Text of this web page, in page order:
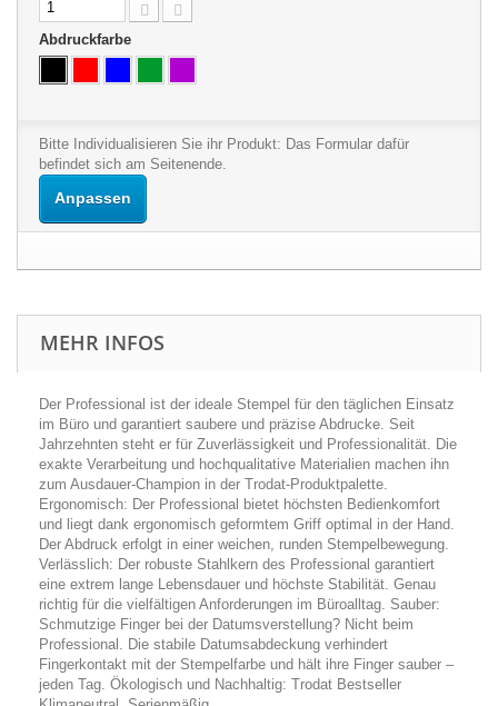
Abdruckfarbe
Bitte Individualisieren Sie ihr Produkt: Das Formular dafür
befindet sich am Seitenende.
Anpassen
MEHR INFOS
Der Professional ist der ideale Stempel für den täglichen Einsatz
im Büro und garantiert saubere und präzise Abdrucke. Seit
Jahrzehnten steht er für Zuverlässigkeit und Professionalität. Die
exakte Verarbeitung und hochqualitative Materialien machen ihn
zum Ausdauer-Champion in der Trodat-Produktpalette.
Ergonomisch: Der Professional bietet höchsten Bedienkomfort
und liegt dank ergonomisch geformtem Griff optimal in der Hand.
Der Abdruck erfolgt in einer weichen, runden Stempelbewegung.
Verlässlich: Der robuste Stahlkern des Professional garantiert
eine extrem lange Lebensdauer und höchste Stabilität. Genau
richtig für die vielfältigen Anforderungen im Büroalltag. Sauber:
Schmutzige Finger bei der Datumsverstellung? Nicht beim
Professional. Die stabile Datumsabdeckung verhindert
Fingerkontakt mit der Stempelfarbe und hält ihre Finger sauber –
jeden Tag. Ökologisch und Nachhaltig: Trodat Bestseller